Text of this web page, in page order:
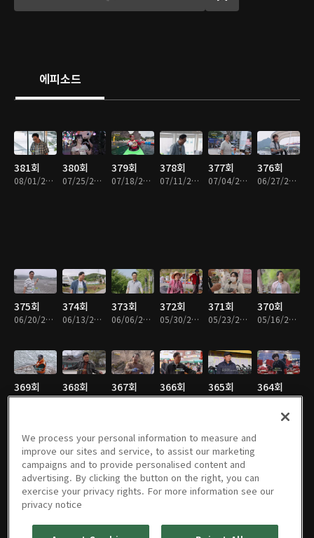
에피소드
381회
08/01/2026 • 55분
380회
07/25/2026 • 55분
379회
07/18/2026 • 55분
378회
07/11/2026 • 55분
377회
07/04/2026 • 55분
376회
06/27/2026 • 54분
375회
06/20/2026 • 55분
374회
06/13/2026 • 55분
373회
06/06/2026 • 55분
372회
05/30/2026 • 55분
371회
05/23/2026 • 54분
370회
05/16/2026 • 55분
369회
05/09/2026 • 55분
368회
05/02/2026 • 54분
367회
04/25/2026 • 54분
366회
04/18/2026 • 54분
365회
04/11/2026 • 55분
364회
04/04/2026 • 55분
363회
03/28/2026 • 55분
동네 한 바
퀴 362회
03/21/2026 • 54분
동네 한 바
퀴 361회
03/14/2026 • 54분
동네 한 바
퀴 360회
03/07/2026 • 55분
동네 한 바
퀴 359회
02/28/2026 • 55분
퀴 358회
We process your personal information to measure and
improve our sites and service, to assist our marketing
campaigns and to provide personalised content and
advertising. By clicking the button on the right, you can
exercise your privacy rights. For more information see our
privacy notice